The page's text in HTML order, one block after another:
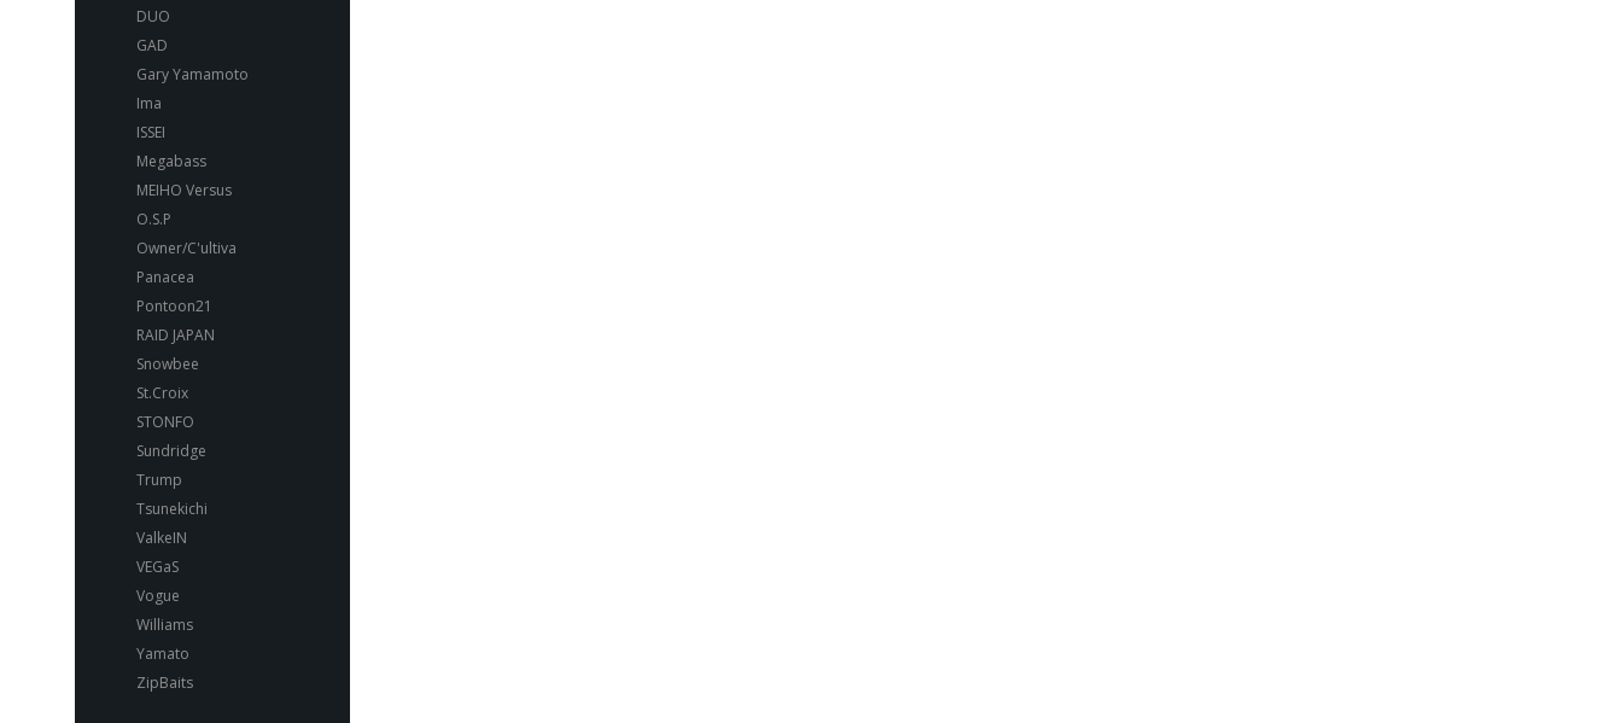
DUO
GAD
Gary Yamamoto
Ima
ISSEI
Megabass
MEIHO Versus
O.S.P
Owner/C'ultiva
Panacea
Pontoon21
RAID JAPAN
Snowbee
St.Croix
STONFO
Sundridge
Trump
Tsunekichi
ValkeIN
VEGaS
Vogue
Williams
Yamato
ZipBaits